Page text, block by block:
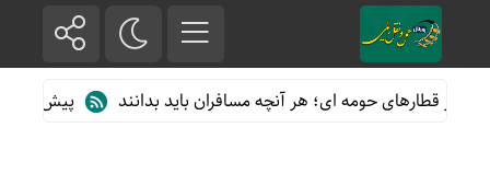
از قطارهای حومه ای؛ هر آنچه مسافران باید بدانند پیش فروش